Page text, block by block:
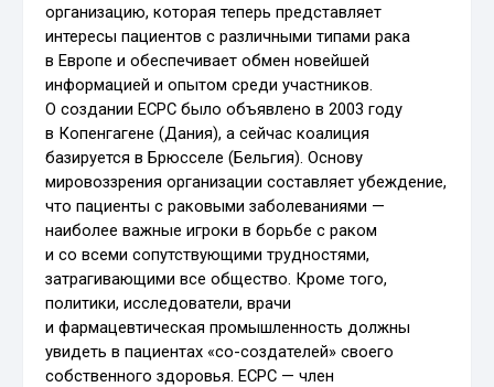
организацию, которая теперь представляет
интересы пациентов с различными типами рака
в Европе и обеспечивает обмен новейшей
информацией и опытом среди участников.
О создании ECPC было объявлено в 2003 году
в Копенгагене (Дания), а сейчас коалиция
базируется в Брюсселе (Бельгия). Основу
мировоззрения организации составляет убеждение,
что пациенты с раковыми заболеваниями —
наиболее важные игроки в борьбе с раком
и со всеми сопутствующими трудностями,
затрагивающими все общество. Кроме того,
политики, исследователи, врачи
и фармацевтическая промышленность должны
увидеть в пациентах «со-создателей» своего
собственного здоровья. ECPC — член